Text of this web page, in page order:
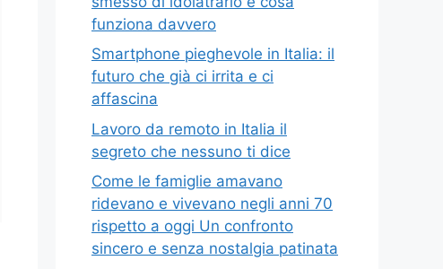
funziona davvero
Smartphone pieghevole in Italia: il
futuro che già ci irrita e ci
affascina
Lavoro da remoto in Italia il
segreto che nessuno ti dice
Come le famiglie amavano
ridevano e vivevano negli anni 70
rispetto a oggi Un confronto
sincero e senza nostalgia patinata